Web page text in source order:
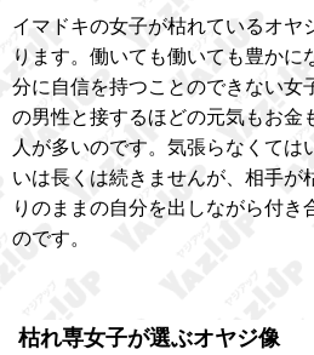
イマドキの女子が枯れているオヤ
ります。働いても働いても豊かに
分に自信を持つことのできない女
の男性と接するほどの元気もお金
人が多いのです。気張らなくては
いは長くは続きませんが、相手が
りのままの自分を出しながら付き
のです。
枯れ専女子が選ぶオヤジ像